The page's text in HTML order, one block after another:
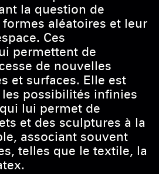
la question de
formes aléatoires et leur
Ces
permettent de
de nouvelles
et surfaces. Elle est
possibilités infinies
lui permet de
et des sculptures à la
associant souvent
telles que le textile, la